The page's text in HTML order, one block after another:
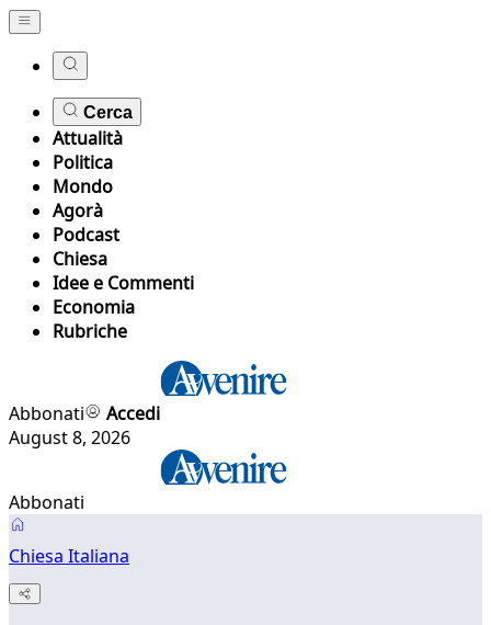
Cerca
Attualità
Politica
Mondo
Agorà
Podcast
Chiesa
Idee e Commenti
Economia
Rubriche
Abbonati
Accedi
August 8, 2026
Abbonati
Chiesa Italiana